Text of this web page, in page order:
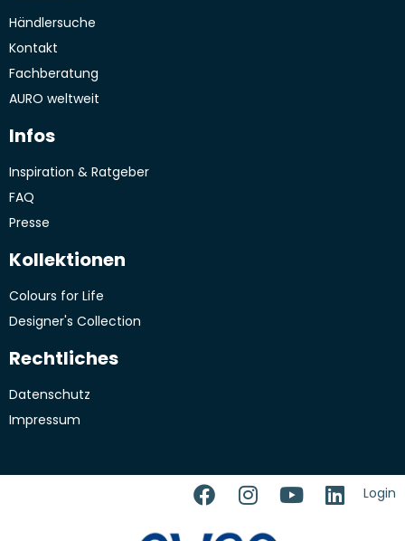
Händlersuche
Kontakt
Fachberatung
AURO weltweit
Infos
Inspiration & Ratgeber
FAQ
Presse
Kollektionen
Colours for Life
Designer's Collection
Rechtliches
Datenschutz
Impressum
Login